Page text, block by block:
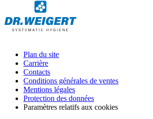
Plan du site
Carrière
Contacts
Conditions générales de ventes
Mentions légales
Protection des données
Paramètres relatifs aux cookies